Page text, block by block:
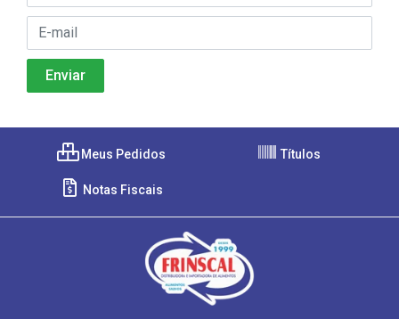
Meus Pedidos Títulos
Notas Fiscais